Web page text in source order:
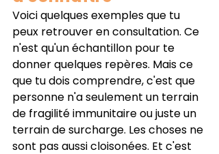
Voici quelques exemples que tu
peux retrouver en consultation. Ce
n'est qu'un échantillon pour te
donner quelques repères. Mais ce
que tu dois comprendre, c'est que
personne n'a seulement un terrain
de fragilité immunitaire ou juste un
terrain de surcharge. Les choses ne
sont pas aussi cloisonées. Et c'est